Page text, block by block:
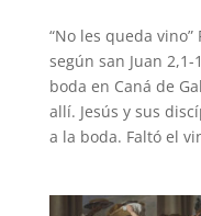
“No les queda
según san Juan
boda en Caná de
allí. Jesús y sus
a la boda. Faltó el